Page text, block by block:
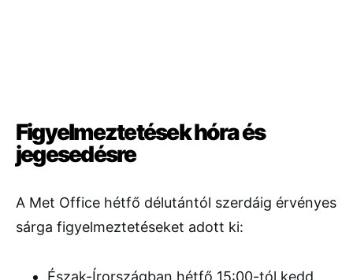
Figyelmeztetések hóra és
jegesedésre
A Met Office hétfő délutántól szerdáig érvényes
sárga figyelmeztetéseket adott ki:
Észak-Írországban hétfő 15:00-tól kedd